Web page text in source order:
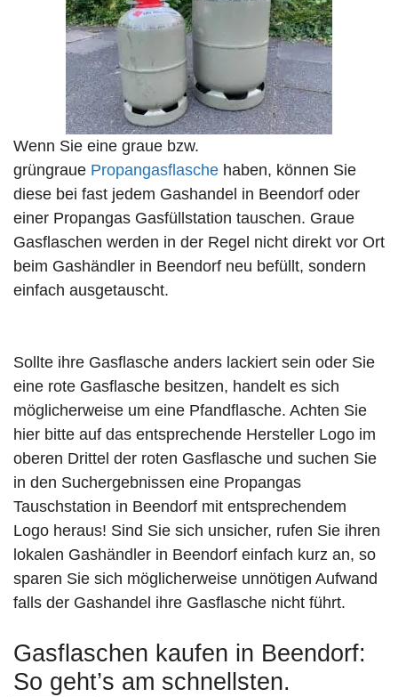
Wenn Sie eine graue bzw.
grüngraue Propangasflasche haben, können Sie
diese bei fast jedem Gashandel in Beendorf oder
einer Propangas Gasfüllstation tauschen. Graue
Gasflaschen werden in der Regel nicht direkt vor Ort
beim Gashändler in Beendorf neu befüllt, sondern
einfach ausgetauscht.
Sollte ihre Gasflasche anders lackiert sein oder Sie
eine rote Gasflasche besitzen, handelt es sich
möglicherweise um eine Pfandflasche. Achten Sie
hier bitte auf das entsprechende Hersteller Logo im
oberen Drittel der roten Gasflasche und suchen Sie
in den Suchergebnissen eine Propangas
Tauschstation in Beendorf mit entsprechendem
Logo heraus! Sind Sie sich unsicher, rufen Sie ihren
lokalen Gashändler in Beendorf einfach kurz an, so
sparen Sie sich möglicherweise unnötigen Aufwand
falls der Gashandel ihre Gasflasche nicht führt.
Gasflaschen kaufen in Beendorf:
So geht’s am schnellsten.